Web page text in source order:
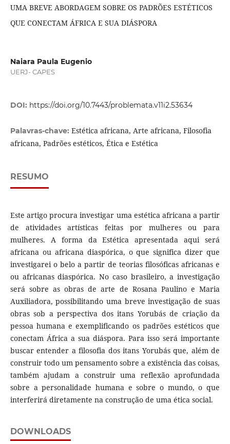
UMA BREVE ABORDAGEM SOBRE OS PADRÕES ESTÉTICOS
QUE CONECTAM ÁFRICA E SUA DIÁSPORA
Naiara Paula Eugenio
UERJ- CAPES
DOI: https://doi.org/10.7443/problemata.v11i2.53634
Palavras-chave: Estética africana, Arte africana, Filosofia
africana, Padrões estéticos, Ética e Estética
RESUMO
Este artigo procura investigar uma estética africana a partir
de atividades artísticas feitas por mulheres ou para
mulheres. A forma da Estética apresentada aqui será
africana ou africana diaspórica, o que significa dizer que
investigarei o belo a partir de teorias filosóficas africanas e
ou africanas diaspórica. No caso brasileiro, a investigação
será sobre as obras de arte de Rosana Paulino e Maria
Auxiliadora, possibilitando uma breve investigação de suas
obras sob a perspectiva dos itans Yorubás de criação da
pessoa humana e exemplificando os padrões estéticos que
conectam África a sua diáspora. Para isso será importante
buscar entender a filosofia dos itans Yorubás que, além de
construir todo um pensamento sobre a existência das coisas,
também ajudam a construir uma reflexão aprofundada
sobre a personalidade humana e sobre o mundo, o que
interferirá diretamente na construção de uma ética social.
DOWNLOADS